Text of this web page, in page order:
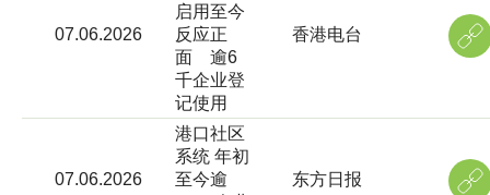
07.06.2026
启用至今
反应正
面 逾6
千企业登
记使用
香港电台
07.06.2026
港口社区
系统 年初
至今逾
东方日报